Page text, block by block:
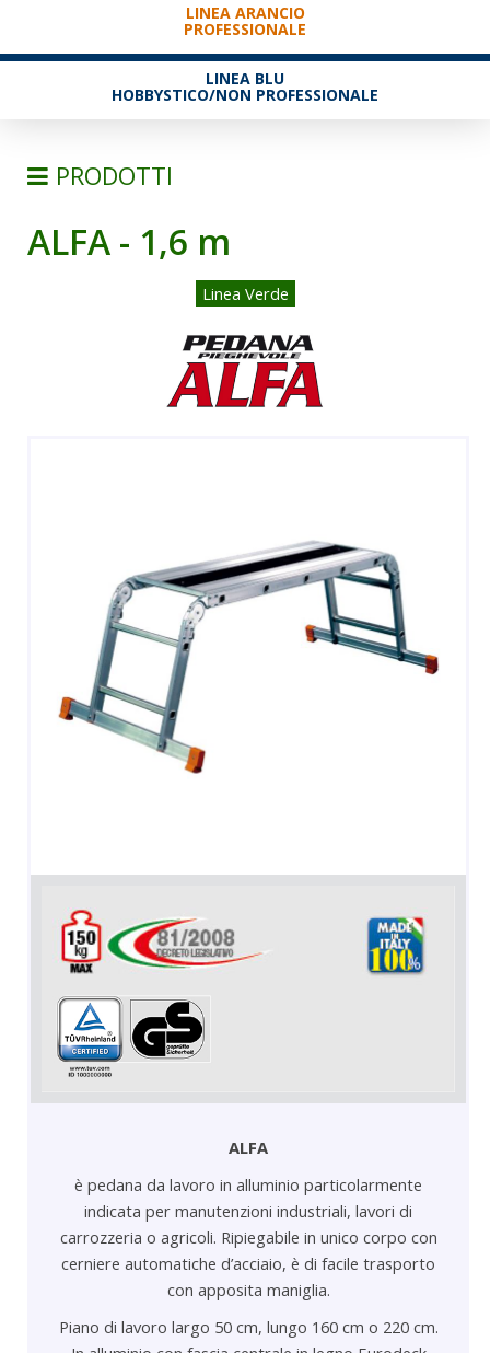
LINEA ARANCIO
PROFESSIONALE
LINEA BLU
HOBBYSTICO/NON PROFESSIONALE
PRODOTTI
SCALE
TELESCOPICHE E MULTIPOSIZIONE
DOMESTICI SCALE SGABELLI
RAMPE DI CARICO E PASSERELLE
ESPOSITORI
ACCESSORI, RICAMBI E COMPONENTI
ALFA - 1,6 m
Linea Verde
ALFA
è pedana da lavoro in alluminio particolarmente
indicata per manutenzioni industriali, lavori di
carrozzeria o agricoli. Ripiegabile in unico corpo con
cerniere automatiche d’acciaio, è di facile trasporto
con apposita maniglia.
Piano di lavoro largo 50 cm, lungo 160 cm o 220 cm.